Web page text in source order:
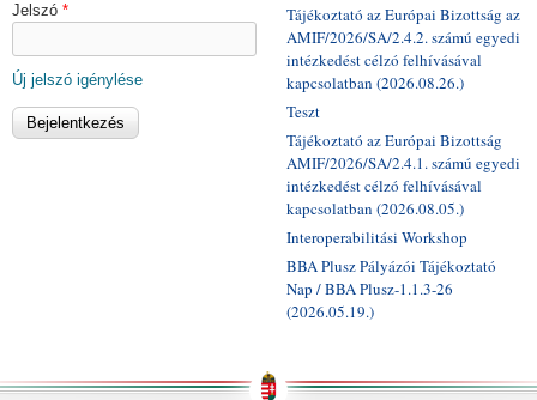
Jelszó *
Új jelszó igénylése
Tájékoztató az Európai Bizottság az
AMIF/2026/SA/2.4.2. számú egyedi
intézkedést célzó felhívásával
kapcsolatban (2026.08.26.)
Teszt
Tájékoztató az Európai Bizottság
AMIF/2026/SA/2.4.1. számú egyedi
intézkedést célzó felhívásával
kapcsolatban (2026.08.05.)
Interoperabilitási Workshop
BBA Plusz Pályázói Tájékoztató
Nap / BBA Plusz-1.1.3-26
(2026.05.19.)